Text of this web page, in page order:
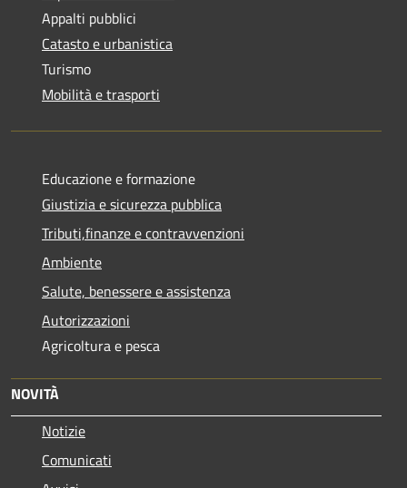
Appalti pubblici
Catasto e urbanistica
Turismo
Mobilità e trasporti
Educazione e formazione
Giustizia e sicurezza pubblica
Tributi,finanze e contravvenzioni
Ambiente
Salute, benessere e assistenza
Autorizzazioni
Agricoltura e pesca
NOVITÀ
Notizie
Comunicati